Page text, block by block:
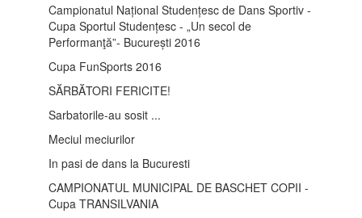
Campionatul Național Studențesc de Dans Sportiv -
Cupa Sportul Studențesc - „Un secol de
Performanţă”- București 2016
Cupa FunSports 2016
SĂRBĂTORI FERICITE!
Sarbatorile-au sosit ...
Meciul meciurilor
In pasi de dans la Bucuresti
CAMPIONATUL MUNICIPAL DE BASCHET COPII -
Cupa TRANSILVANIA